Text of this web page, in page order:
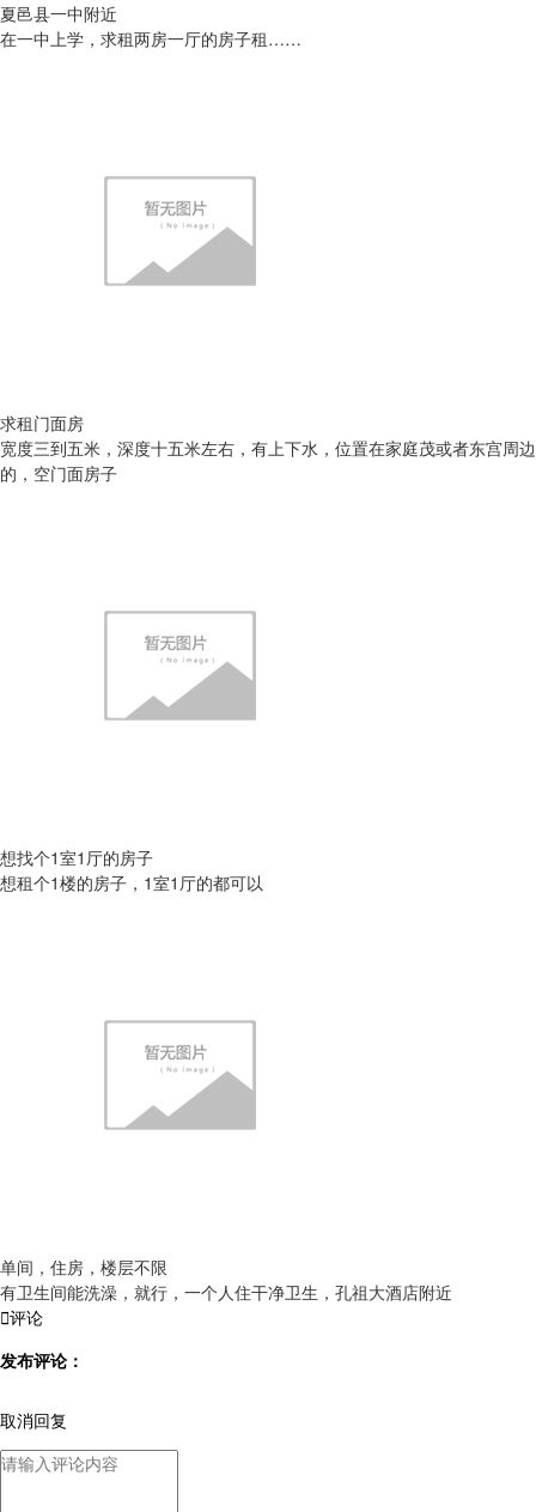
夏邑县一中附近
在一中上学，求租两房一厅的房子租……
求租门面房
宽度三到五米，深度十五米左右，有上下水，位置在家庭茂或者东宫周边
的，空门面房子
想找个1室1厅的房子
想租个1楼的房子，1室1厅的都可以
单间，住房，楼层不限
有卫生间能洗澡，就行，一个人住干净卫生，孔祖大酒店附近
评论
发布评论：
取消回复